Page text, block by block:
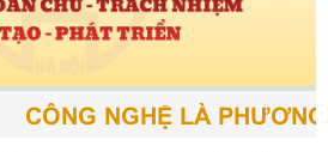
CÔNG NGHỆ LÀ PHƯƠNG